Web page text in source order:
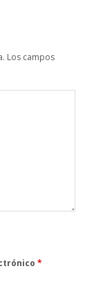
Los campos
*